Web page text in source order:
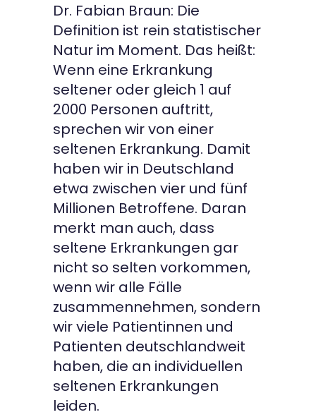
Dr. Fabian Braun: Die
Definition ist rein statistischer
Natur im Moment. Das heißt:
Wenn eine Erkrankung
seltener oder gleich 1 auf
2000 Personen auftritt,
sprechen wir von einer
seltenen Erkrankung. Damit
haben wir in Deutschland
etwa zwischen vier und fünf
Millionen Betroffene. Daran
merkt man auch, dass
seltene Erkrankungen gar
nicht so selten vorkommen,
wenn wir alle Fälle
zusammennehmen, sondern
wir viele Patientinnen und
Patienten deutschlandweit
haben, die an individuellen
seltenen Erkrankungen
leiden.